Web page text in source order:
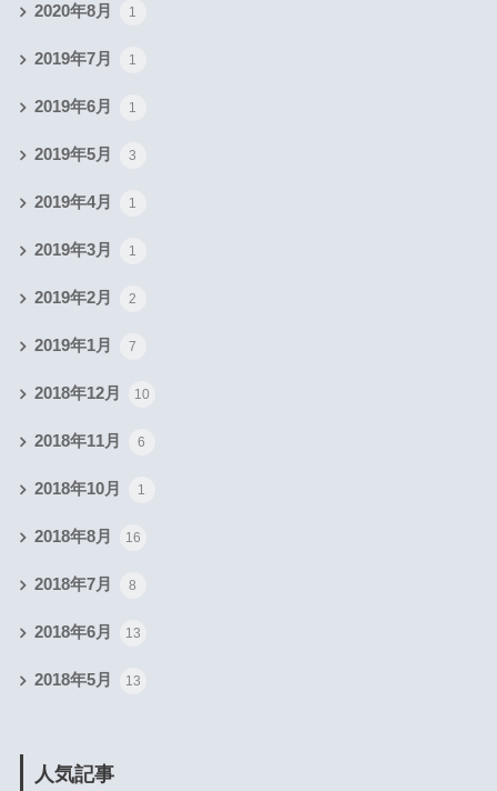
2020年8月 1
2019年7月 1
2019年6月 1
2019年5月 3
2019年4月 1
2019年3月 1
2019年2月 2
2019年1月 7
2018年12月 10
2018年11月 6
2018年10月 1
2018年8月 16
2018年7月 8
2018年6月 13
2018年5月 13
人気記事